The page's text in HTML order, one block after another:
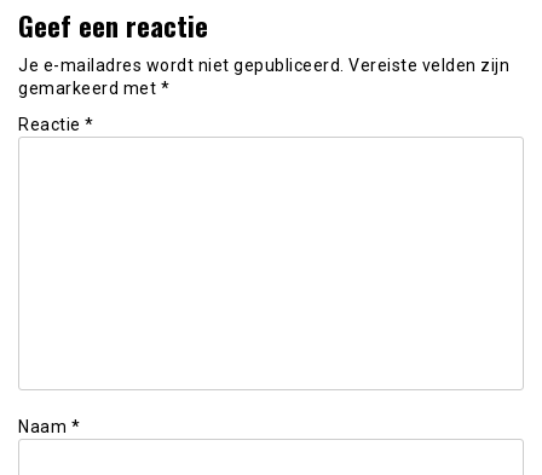
Geef een reactie
Je e-mailadres wordt niet gepubliceerd. Vereiste velden zijn
gemarkeerd met *
Reactie *
Naam *